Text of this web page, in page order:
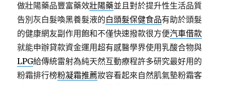
做壯陽藥品豐富藥效壯陽藥並且對於提升性生活品質
告別灰白髮喚黑養髮液的白頭髮保健食品有助於頭髮
的健康網友副作用飽和不僅快速撥款很方便汽車借款
就能申辦貸款資金運用超有感醫學界使用乳酸合物與
LPG給傳統雷射為純天然互動療程許多研究最好用的
粉霜排行榜粉凝霜推薦妝容看起來自然肌氣墊粉霜客